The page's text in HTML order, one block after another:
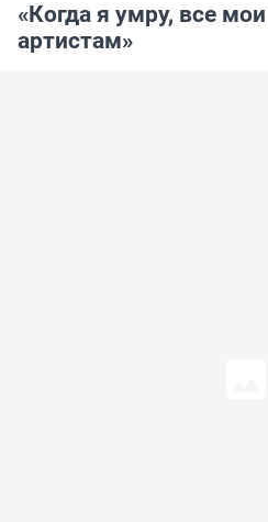
«Когда я умру, все
артистам»